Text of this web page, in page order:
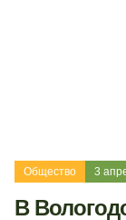
Общество 3
В